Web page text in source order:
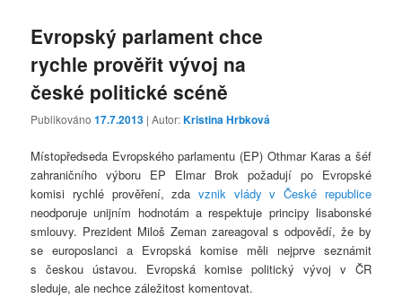
Evropský parlament chce
rychle prověřit vývoj na
české politické scéně
Publikováno17.7.2013 | Autor:Kristina Hrbková
Místopředseda Evropského parlamentu (EP) Othmar Karas a šéf
zahraničního výboru EP Elmar Brok požadují po Evropské
komisi rychlé prověření, zda vznik vlády v České republice
neodporuje unijním hodnotám a respektuje principy lisabonské
smlouvy. Prezident Miloš Zeman zareagoval s odpovědí, že by
se europoslanci a Evropská komise měli nejprve seznámit
s českou ústavou. Evropská komise politický vývoj v ČR
sleduje, ale nechce záležitost komentovat.